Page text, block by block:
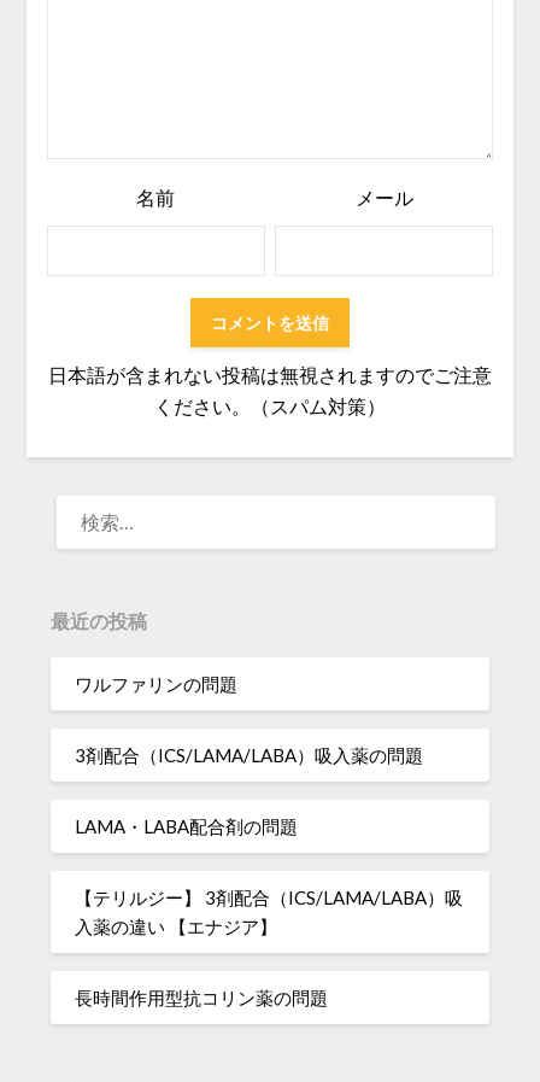
名前 メール
日本語が含まれない投稿は無視されますのでご注意
ください。（スパム対策）
最近の投稿
ワルファリンの問題
3剤配合（ICS/LAMA/LABA）吸入薬の問題
LAMA・LABA配合剤の問題
【テリルジー】 3剤配合（ICS/LAMA/LABA）吸
入薬の違い 【エナジア】
長時間作用型抗コリン薬の問題